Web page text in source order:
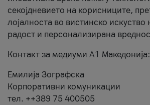
секојдневието на корисниците,
лојалноста во вистинско
радост и персонализирана
Контакт за медиуми А1 Македонија:
Емилија Зографска
Корпоративни комуникации
тел. ++389 75 400505